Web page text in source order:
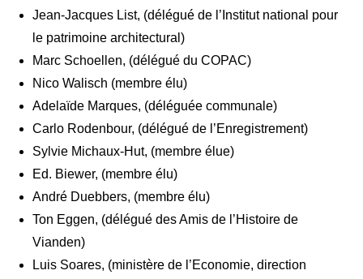
Jean-Jacques List, (délégué de l’Institut national pour
le patrimoine architectural)
Marc Schoellen, (délégué du COPAC)
Nico Walisch (membre élu)
Adelaïde Marques, (déléguée communale)
Carlo Rodenbour, (délégué de l’Enregistrement)
Sylvie Michaux-Hut, (membre élue)
Ed. Biewer, (membre élu)
André Duebbers, (membre élu)
Ton Eggen, (délégué des Amis de l’Histoire de
Vianden)
Luis Soares, (ministère de l’Economie, direction